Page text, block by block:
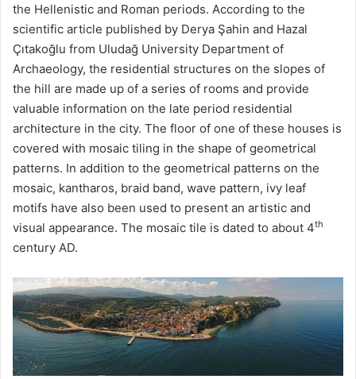
the Hellenistic and Roman periods. According to the
scientific article published by Derya Şahin and Hazal
Çıtakoğlu from Uludağ University Department of
Archaeology, the residential structures on the slopes of
the hill are made up of a series of rooms and provide
valuable information on the late period residential
architecture in the city. The floor of one of these houses is
covered with mosaic tiling in the shape of geometrical
patterns. In addition to the geometrical patterns on the
mosaic, kantharos, braid band, wave pattern, ivy leaf
motifs have also been used to present an artistic and
visual appearance. The mosaic tile is dated to about 4th
century AD.